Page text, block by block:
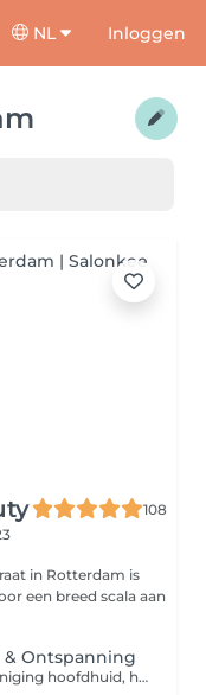
NL Inloggen
108
in Rotterdam is
een breed scala aan
& Ontspanning
Hoofd-nek-schoudermassage, dieptereiniging hoofdhuid, haar wassen, handdoek droog haar. (Mocht je het haar willen laten stylen met product of laten stylen naar het gewenste model, dan worden er extra kosten in rekening gebracht. Zie de prijslijst van de behandelingen.)